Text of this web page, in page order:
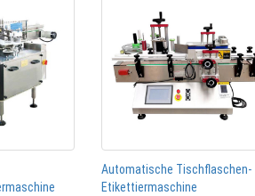
Automatische Tischflaschen-
Etikettiermaschine